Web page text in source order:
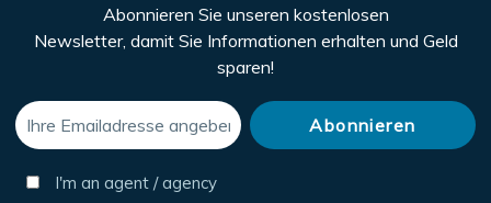
Abonnieren Sie unseren kostenlosen
Newsletter, damit Sie Informationen erhalten und Geld
sparen!
I'm an agent / agency